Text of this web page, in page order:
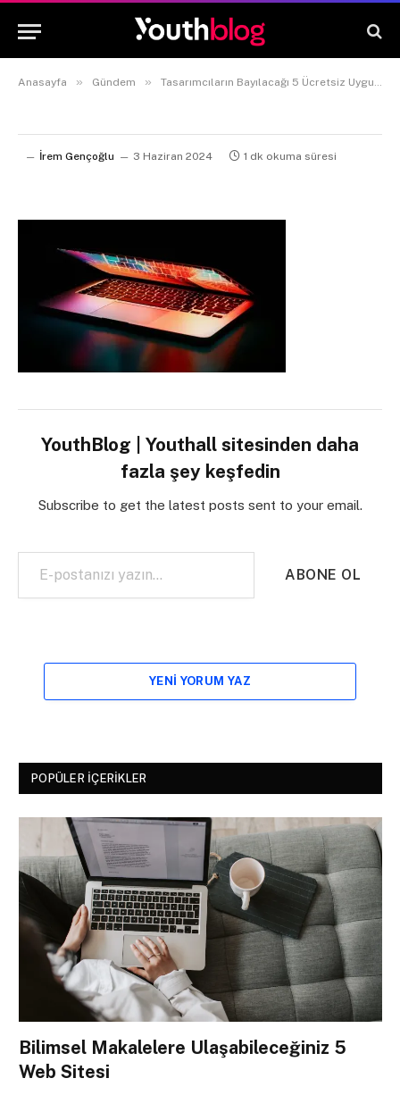
Anasayfa » Gündem » Tasarımcıların Bayılacağı 5 Ücretsiz Uygulama Önerisi
İrem Gençoğlu 3 Haziran 2024 1 dk okuma süresi
YouthBlog | Youthall sitesinden daha
fazla şey keşfedin
Subscribe to get the latest posts sent to your email.
E-postanızı yazın…
ABONE OL
YENI YORUM YAZ
POPÜLER İÇERIKLER
Bilimsel Makalelere Ulaşabileceğiniz 5
Web Sitesi